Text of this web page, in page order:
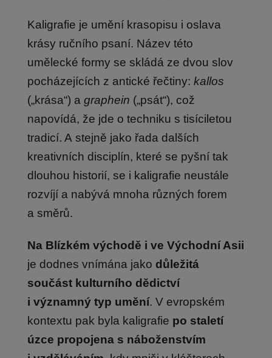
Kaligrafie je umění krasopisu i oslava
krásy ručního psaní. Název této
umělecké formy se skládá ze dvou slov
pocházejících z antické řečtiny: kallos
(„krása“) a graphein („psát“), což
napovídá, že jde o techniku s tisíciletou
tradicí. A stejně jako řada dalších
kreativních disciplín, které se pyšní tak
dlouhou historií, se i kaligrafie neustále
rozvíjí a nabývá mnoha různých forem
a směrů.
Na Blízkém východě i ve Východní Asii
je dodnes vnímána jako důležitá
součást kulturního dědictví
i významný typ umění. V evropském
kontextu pak byla kaligrafie po staletí
úzce propojena s náboženstvím